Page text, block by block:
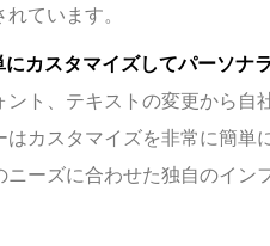
ています。
カスタマイズしてパーソナ
ト、テキストの変更から自
カスタマイズを非常に簡単
ーズに合わせた独自のイン